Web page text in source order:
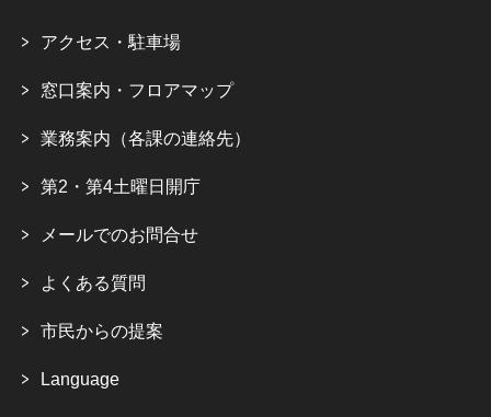
アクセス・駐車場
窓口案内・フロアマップ
業務案内（各課の連絡先）
第2・第4土曜日開庁
メールでのお問合せ
よくある質問
市民からの提案
Language